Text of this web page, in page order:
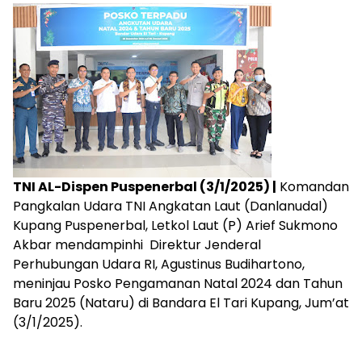
TNI AL-Dispen Puspenerbal (3/1/2025) | Komandan
Pangkalan Udara TNI Angkatan Laut (Danlanudal)
Kupang Puspenerbal, Letkol Laut (P) Arief Sukmono
Akbar mendampinhi Direktur Jenderal
Perhubungan Udara RI, Agustinus Budihartono,
meninjau Posko Pengamanan Natal 2024 dan Tahun
Baru 2025 (Nataru) di Bandara El Tari Kupang, Jum’at
(3/1/2025).